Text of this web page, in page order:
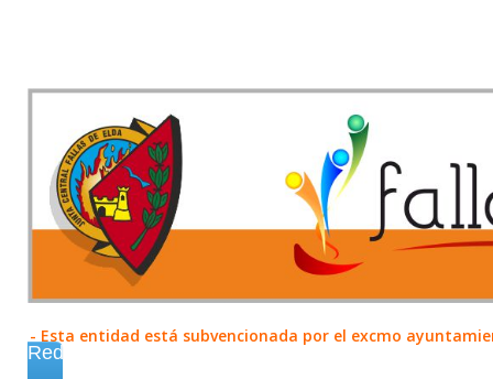
- Esta entidad está subvencionada por el excmo
Redes